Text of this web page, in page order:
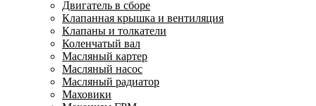
Двигатель в сборе
Клапанная крышка и вентиляция
Клапаны и толкатели
Коленчатый вал
Масляный картер
Масляный насос
Масляный радиатор
Маховики